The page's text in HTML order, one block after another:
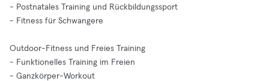
- Postnatales Training und Rückbildungssport
- Fitness für Schwangere
Outdoor-Fitness und Freies Training
- Funktionelles Training im Freien
- Ganzkörper-Workout